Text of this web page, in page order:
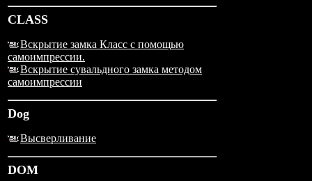
CLASS
Вскрытие замка Класс с помощью
самоимпрессии.
Вскрытие сувальдного замка методом
самоимпрессии
Dog
Высверливание
DOM